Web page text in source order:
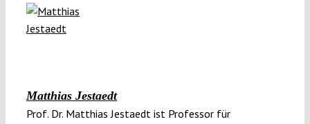
Matthias Jestaedt
Prof. Dr. Matthias Jestaedt ist Professor für